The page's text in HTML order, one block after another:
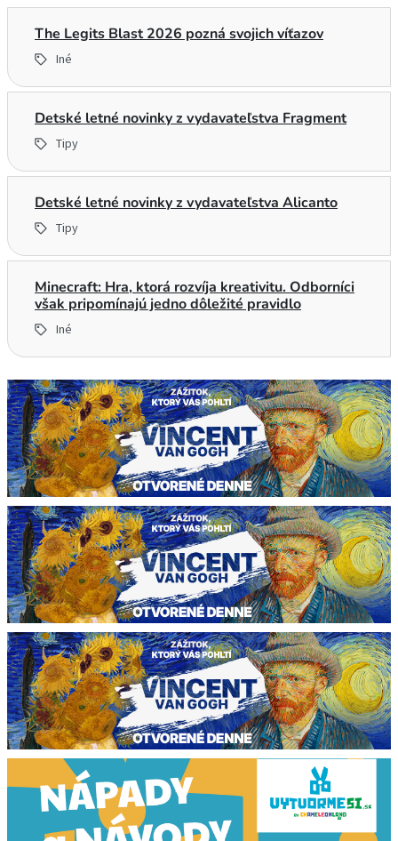
The Legits Blast 2026 pozná svojich víťazov
Iné
Detské letné novinky z vydavateľstva Fragment
Tipy
Detské letné novinky z vydavateľstva Alicanto
Tipy
Minecraft: Hra, ktorá rozvíja kreativitu. Odborníci
však pripomínajú jedno dôležité pravidlo
Iné